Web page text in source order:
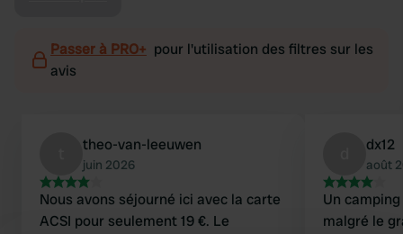
Passer à PRO+ pour l'utilisation des filtres sur les
avis
theo-van-leeuwen
juin 2026
Nous avons séjourné ici avec la carte
ACSI pour seulement 19 €. Le
dx12
août
Un
malgré le